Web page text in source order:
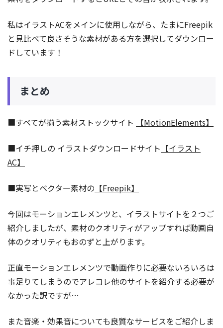
私はイラストACをメインに使用しながら、たまにFreepik
と見比べて良さそうな素材がある方を選択してダウンロー
ドしています！
まとめ
■すべてが揃う素材ストックサイト 【MotionElements】
■イチ押しの イラストダウンロードサイト 【イラスト
AC】
■実写とベクター素材の 【Freepik】
今回はモーションエレメンツと、イラストサイトを２つご
紹介しましたが、素材のクオリティがアップすれば動画自
体のクオリティもおのずと上がります。
正直モーションエレメンツで動画作りに必要ないろいろは
事足りてしまうのでアレコレ他のサイトを紹介する必要が
なかった訳ですが…
また音楽・効果音についても良質なサービスをご紹介しま